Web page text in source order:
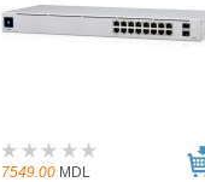
7549.00 MDL